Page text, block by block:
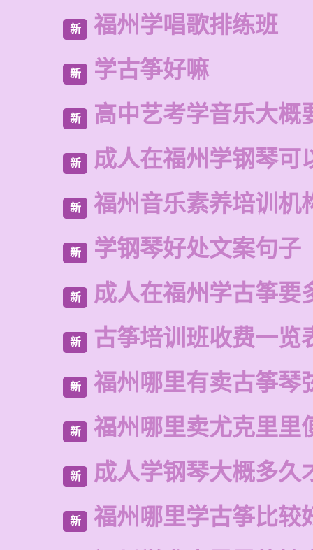
新 福州学唱歌排练班
新 学古筝好嘛
新 高中艺考学音乐大概
新 成人在福州学钢琴可
新 福州音乐素养培训机
新 学钢琴好处文案句子
新 成人在福州学古筝要
新 古筝培训班收费一览
新 福州哪里有卖古筝琴
新 福州哪里卖尤克里里
新 成人学钢琴大概多久
新 福州哪里学古筝比较